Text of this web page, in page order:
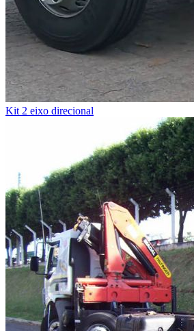
Kit 2 eixo direcional